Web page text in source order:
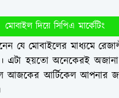
মোবাইল দিয়ে সিপিএ মার্কেটিং
মোবাইলের মাধ্যমে
এটা হয়তো অনেকেরই
আজকের আর্টিকেল আপনার